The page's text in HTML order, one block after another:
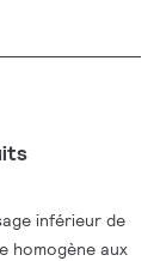
inférieur de
homogène aux